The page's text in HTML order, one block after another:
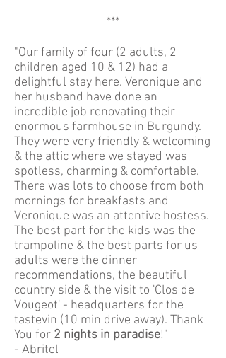
***
"Our family of four (2 adults, 2
children aged 10 & 12) had a
delightful stay here. Veronique and
her husband have done an
incredible job renovating their
enormous farmhouse in Burgundy.
They were very friendly & welcoming
& the attic where we stayed was
spotless, charming & comfortable.
There was lots to choose from both
mornings for breakfasts and
Veronique was an attentive hostess.
The best part for the kids was the
trampoline & the best parts for us
adults were the dinner
recommendations, the beautiful
country side & the visit to 'Clos de
Vougeot' - headquarters for the
tastevin (10 min drive away). Thank
You for 2 nights in paradise!"
- Abritel